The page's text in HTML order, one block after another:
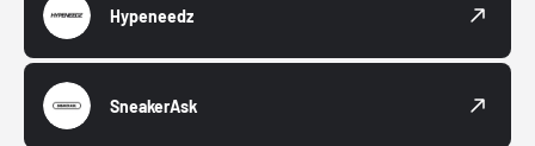
Hypeneedz
SneakerAsk